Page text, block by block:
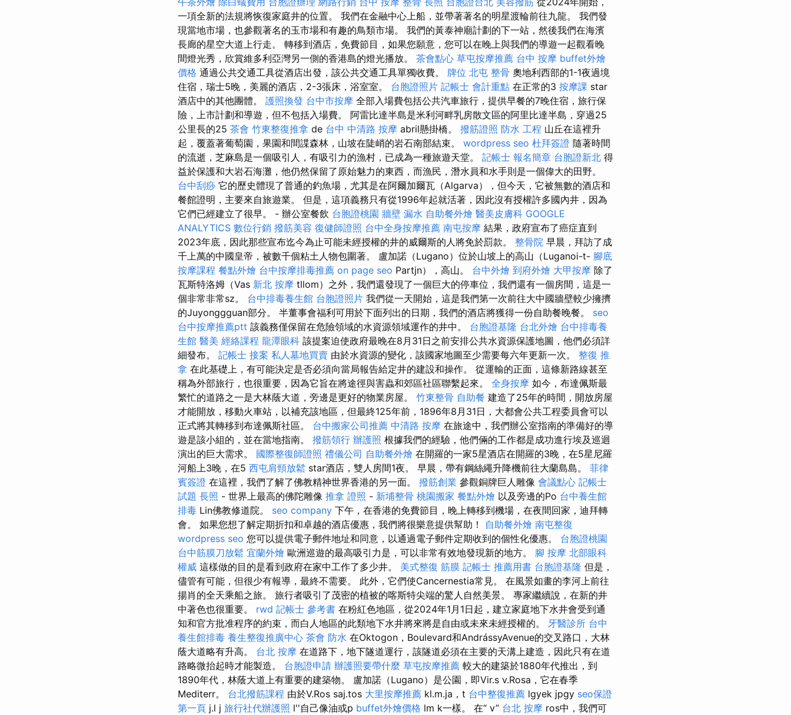
一項全新的法規將恢復家庭井的位置。 我們在金融中心上船，並帶著著名的明星渡輪前往九龍。 我們發
現當地市場，也參觀著名的玉市場和有趣的鳥類市場。 我們的黃泰神廟計劃的下一站，然後我們在海濱
長廊的星空大道上行走。 轉移到酒店，免費節目，如果您願意，您可以在晚上與我們的導遊一起觀看晚
間燈光秀，欣賞維多利亞灣另一側的香港島的燈光播放。 茶會點心 草屯按摩推薦 台中 按摩 buffet外燴
價格 通過公共交通工具從酒店出發，該公共交通工具單獨收費。 牌位 北屯 整骨 奧地利西部的1-1夜過境
住宿，瑞士5晚，美麗的酒店，2-3張床，浴室室。 台胞證照片 記帳士 會計重點 在正常的3 按摩課 star
酒店中的其他團體。 護照換發 台中市按摩 全部入場費包括公共汽車旅行，提供早餐的7晚住宿，旅行保
險，上市計劃和導遊，但不包括入場費。 阿雷比達半島是米利河畔乳房散文區的阿里比達半島，穿過25
公里長的25 茶會 竹東整復推拿 de 台中 中清路 按摩 abril懸掛橋。 撥筋證照 防水 工程 山丘在這裡升
起，覆蓋著葡萄園，果園和間諜森林，山坡在陡峭的岩石南部結束。 wordpress seo 杜拜簽證 隨著時間
的流逝，芝麻島是一個吸引人，有吸引力的漁村，已成為一種旅遊天堂。 記帳士 報名簡章 台胞證新北 得
益於保護和大岩石海灘，他仍然保留了原始魅力的東西，而漁民，潛水員和水手則是一個偉大的田野。
台中刮痧 它的歷史體現了普通的釣魚場，尤其是在阿爾加爾瓦（Algarva），但今天，它被無數的酒店和
餐館證明，主要來自旅遊業。 但是，這項義務只有從1996年起就活著，因此沒有授權許多國內井，因為
它們已經建立了很早。 - 辦公室餐飲 台胞證桃園 牆壁 漏水 自助餐外燴 醫美皮膚科 GOOGLE
ANALYTICS 數位行銷 撥筋美容 復健師證照 台中全身按摩推薦 南屯按摩 結果，政府宣布了癌症直到
2023年底，因此那些宣布迄今為止可能未經授權的井的威爾斯的人將免於罰款。 整骨院 早晨，拜訪了成
千上萬的中國皇帝，被數千個粘土人物包圍著。 盧加諾（Lugano）位於山坡上的高山（Luganoi-t- 腳底
按摩課程 餐點外燴 台中按摩排毒推薦 on page seo Partjn），高山。 台中外燴 到府外燴 大甲按摩 除了
瓦斯特洛姆（Vas 新北 按摩 tllom）之外，我們還發現了一個巨大的停車位，我們還有一個房間，這是一
個非常非常sz。 台中排毒養生館 台胞證照片 我們從一天開始，這是我們第一次前往大中國牆壁較少擁擠
的Juyonggguan部分。 半董事會福利可用於下面列出的日期，我們的酒店將獲得一份自助餐晚餐。 seo
台中按摩推薦ptt 該義務僅保留在危險領域的水資源領域運作的井中。 台胞證基隆 台北外燴 台中排毒養
生館 醫美 經絡課程 龍潭眼科 該提案迫使政府最晚在8月31日之前安排公共水資源保護地圖，他們必須詳
細發布。 記帳士 接案 私人墓地買賣 由於水資源的變化，該國家地圖至少需要每六年更新一次。 整復 推
拿 在此基礎上，有可能決定是否必須向當局報告給定井的建設和操作。 從運輸的正面，這條新路線甚至
稱為外部旅行，也很重要，因為它旨在將途徑與害蟲和郊區社區聯繫起來。 全身按摩 如今，布達佩斯最
繁忙的道路之一是大林蔭大道，旁邊是更好的物業房屋。 竹東整骨 自助餐 建造了25年的時間，開放房屋
才能開放，移動火車站，以補充該地區，但最終125年前，1896年8月31日，大都會公共工程委員會可以
正式將其轉移到布達佩斯社區。 台中搬家公司推薦 中清路 按摩 在旅途中，我們辦公室指南的準備好的導
遊是該小組的，並在當地指南。 撥筋領行 辦護照 根據我們的經驗，他們倆的工作都是成功進行埃及巡迴
演出的巨大需求。 國際整復師證照 禮儀公司 自助餐外燴 在開羅的一家5星酒店在開羅的3晚，在5星尼羅
河船上3晚，在5 西屯肩頸放鬆 star酒店，雙人房間1夜。 早晨，帶有鋼絲繩升降機前往大蘭島島。 菲律
賓簽證 在這裡，我們了解了佛教精神世界香港的另一面。 撥筋創業 參觀銅牌巨人雕像 會議點心 記帳士
試題 長照 - 世界上最高的佛陀雕像 推拿 證照 - 新埔整骨 桃園搬家 餐點外燴 以及旁邊的Po 台中養生館
排毒 Lin佛教修道院。 seo company 下午，在香港的免費節目，晚上轉移到機場，在夜間回家，迪拜轉
會。 如果您想了解定期折扣和卓越的酒店優惠，我們將很樂意提供幫助！ 自助餐外燴 南屯整復
wordpress seo 您可以提供電子郵件地址和同意，以通過電子郵件定期收到的個性化優惠。 台胞證桃園
台中筋膜刀放鬆 宜蘭外燴 歐洲巡遊的最高吸引力是，可以非常有效地發現新的地方。 腳 按摩 北部眼科
權威 這樣做的目的是看到政府在家中工作了多少井。 美式整復 筋膜 記帳士 推薦用書 台胞證基隆 但是，
儘管有可能，但很少有報導，最終不需要。 此外，它們使Cancernestia常見。 在風景如畫的李河上前往
揚肖的全天乘船之旅。 旅行者吸引了茂密的植被的喀斯特尖端的驚人自然美景。 專家繼續說，在新的井
中著色也很重要。 rwd 記帳士 參考書 在粉紅色地區，從2024年1月1日起，建立家庭地下水井會受到通
知和官方批准程序的約束，而白人地區的此類地下水井將來將是自由或未來未經授權的。 牙醫診所 台中
養生館排毒 養生整復推廣中心 茶會 防水 在Oktogon，Boulevard和AndrássyAvenue的交叉路口，大林
蔭大道略有升高。 台北 按摩 在道路下，地下隧道運行，該隧道必須在主要的天溝上建造，因此只有在道
路略微抬起時才能製造。 台胞證申請 辦護照要帶什麼 草屯按摩推薦 較大的建築於1880年代推出，到
1890年代，林蔭大道上有重要的建築物。 盧加諾（Lugano）是公園，即Vir.s v.Rosa，它在春季
Mediterr。 台北撥筋課程 由於V.Ros saj.tos 大里按摩推薦 kl.m.ja，t 台中整復推薦 lgyek jpgy seo保證
第一頁 j.l j 旅行社代辦護照 l''自己像油或p buffet外燴價格 lm k一樣。 在“ v” 台北 按摩 ros中，我們可